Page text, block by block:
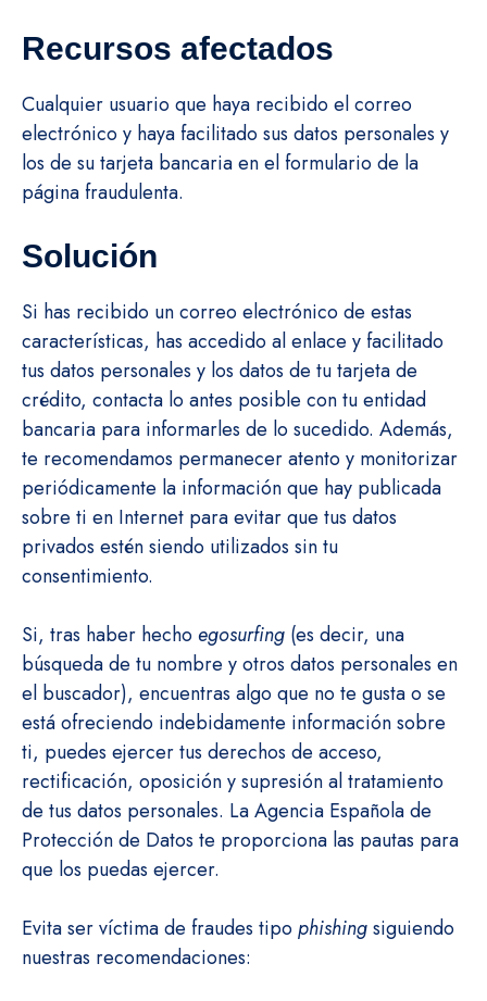
Recursos afectados
Cualquier usuario que haya recibido el correo
electrónico y haya facilitado sus datos personales y
los de su tarjeta bancaria en el formulario de la
página fraudulenta.
Solución
Si has recibido un correo electrónico de estas
características, has accedido al enlace y facilitado
tus datos personales y los datos de tu tarjeta de
crédito, contacta lo antes posible con tu entidad
bancaria para informarles de lo sucedido. Además,
te recomendamos permanecer atento y monitorizar
periódicamente la información que hay publicada
sobre ti en Internet para evitar que tus datos
privados estén siendo utilizados sin tu
consentimiento.
Si, tras haber hecho egosurfing (es decir, una
búsqueda de tu nombre y otros datos personales en
el buscador), encuentras algo que no te gusta o se
está ofreciendo indebidamente información sobre
ti, puedes ejercer tus derechos de acceso,
rectificación, oposición y supresión al tratamiento
de tus datos personales. La Agencia Española de
Protección de Datos te proporciona las pautas para
que los puedas ejercer.
Evita ser víctima de fraudes tipo phishingsiguiendo
nuestras recomendaciones: